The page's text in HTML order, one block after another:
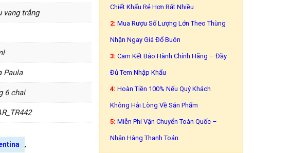
vang trắng
Paula
6 chai
,
Chiết Khấu Rẻ Hơn Rất Nhiều
2:Mua Rượu Số Lượng Lớn Theo Thùng
Nhận Ngay Giá Đổ Buôn
3: Cam Kết Bảo Hành Chính Hãng – Đầy
Đủ Tem Nhập Khẩu
4:Hoàn Tiền 100% Nếu Quý Khách
Không Hài Lòng Về Sản Phẩm
5: Miễn Phí Vận Chuyển Toàn Quốc –
Nhận Hàng Thanh Toán